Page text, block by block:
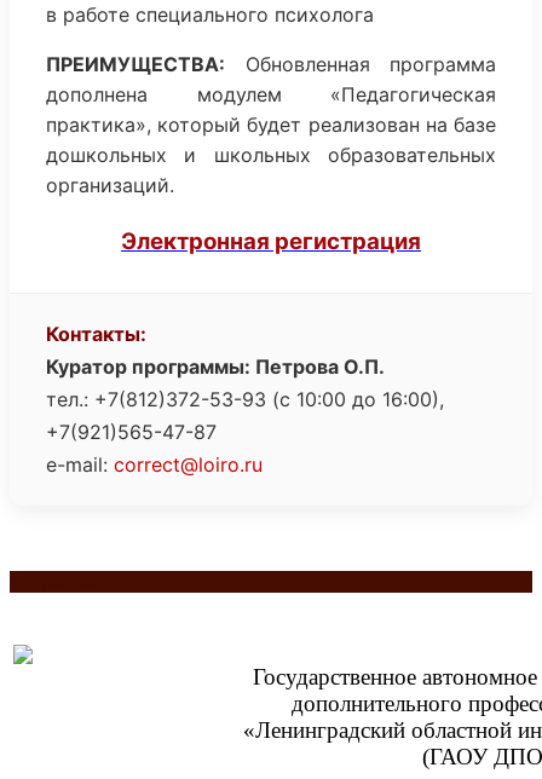
в работе специального психолога
ПРЕИМУЩЕСТВА: Обновленная программа
дополнена модулем «Педагогическая
практика», который будет реализован на базе
дошкольных и школьных образовательных
организаций.
Электронная регистрация
Контакты:
Куратор программы: Петрова О.П.
тел.: +7(812)372-53-93 (с 10:00 до 16:00),
+7(921)565-47-87
e-mail: correct@loiro.ru
Государственное
дополнительного
«Ленинградский областной
(ГАОУ